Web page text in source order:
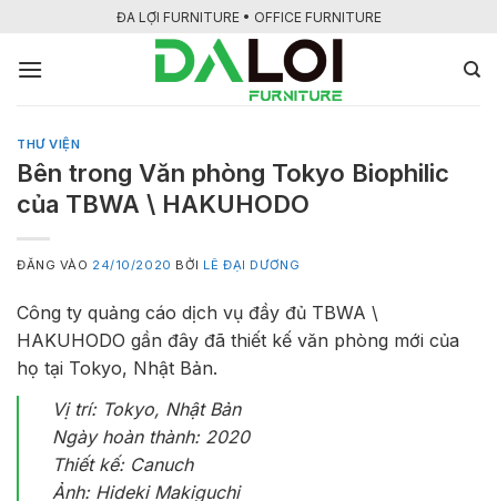
nội
ĐA LỢI FURNITURE • OFFICE FURNITURE
THƯ VIỆN
Bên trong Văn phòng Tokyo Biophilic
của TBWA \ HAKUHODO
ĐĂNG VÀO 24/10/2020 BỞI LÊ ĐẠI DƯƠNG
Công ty quảng cáo dịch vụ đầy đủ TBWA \
HAKUHODO gần đây đã thiết kế văn phòng mới của
họ tại Tokyo, Nhật Bản.
Vị trí: Tokyo, Nhật Bản
Ngày hoàn thành: 2020
Thiết kế: Canuch
Ảnh: Hideki Makiguchi